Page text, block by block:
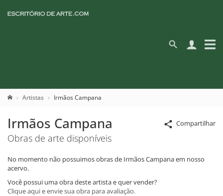
Artistas Irmãos Campana
Compartilhar
Irmãos Campana
Obras de arte disponíveis
No momento não possuimos obras de Irmãos Campana em nosso
acervo.
Você possui uma obra deste artista e quer vender?
Clique aqui e envie sua obra para avaliação.